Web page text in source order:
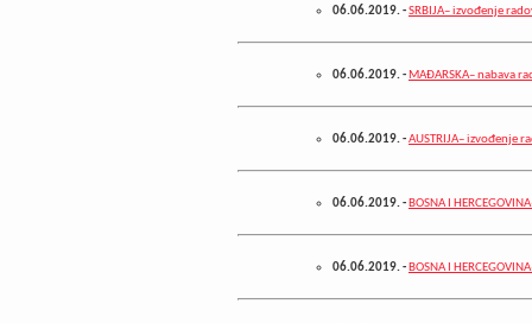
06.06.2019.-SRBIJA– izvođenje
06.06.2019.- MAĐARSKA– nabava
06.06.2019.-AUSTRIJA– izvođenje
06.06.2019.- BOSNA I
06.06.2019.- BOSNA I